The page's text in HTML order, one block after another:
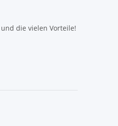
die vielen Vorteile!